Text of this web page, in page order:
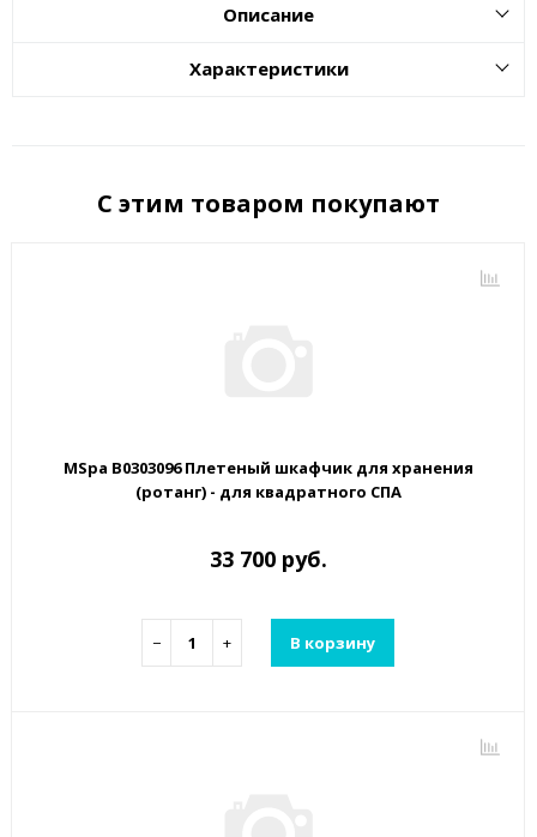
Описание
Характеристики
С этим товаром покупают
MSpa B0303096 Плетеный шкафчик для хранения
(ротанг) - для квадратного СПА
33 700 руб.
− + В корзину